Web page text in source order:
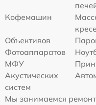
Кофемашин
Объективов
Фотоаппаратов
МФУ
Акустических
систем
Мы занимаемся